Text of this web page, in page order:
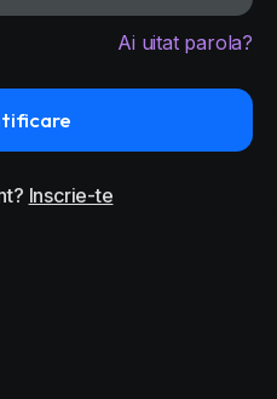
Ai uitat parola?
Inscrie-te